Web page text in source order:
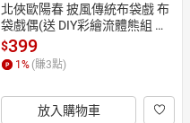
北俠歐陽春 披風傳統布袋戲 布
袋戲偶(送 DIY彩繪流體熊組 穿
珠流蘇 戲偶架)角色扮演布偶 木
偶人偶玩偶童玩 玩具 布袋戲手
偶
$399
1 % (賺3點)
放入購物車